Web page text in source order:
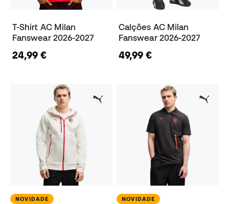
T-Shirt AC Milan
Fanswear 2026-2027
24,99 €
Calções AC Milan
Fanswear 2026-2027
49,99 €
NOVIDADE NOVIDADE